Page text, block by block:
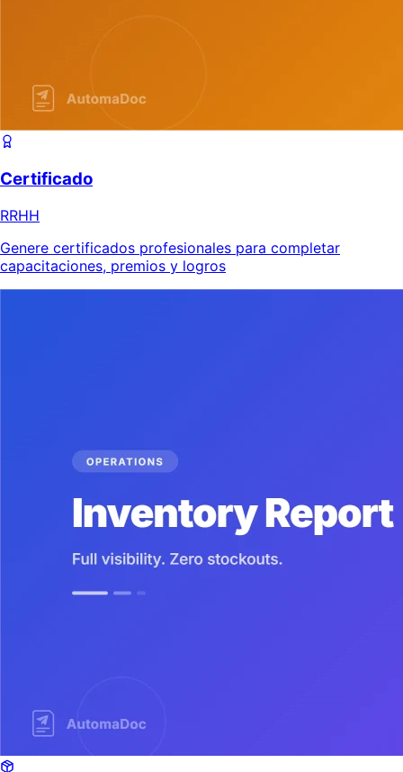
Certificado
RRHH
Genere certificados profesionales para completar
capacitaciones, premios y logros